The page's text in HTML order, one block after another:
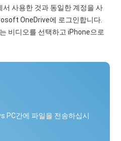
사용한 것과 동일한 계정을 사
OneDrive에 로그인합니다.
비디오를 선택하고 iPhone으로
PC간에 파일을 전송하십시